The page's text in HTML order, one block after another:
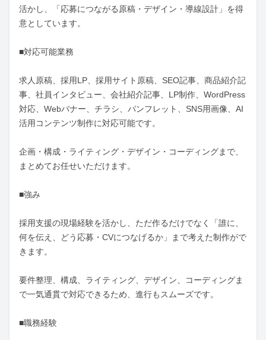
活かし、「応募につながる原稿・デザイン・導線設計」を得
意としています。
■対応可能業務
求人原稿、採用LP、採用サイト原稿、SEO記事、商品紹介記
事、社員インタビュー、会社紹介記事、LP制作、WordPress
対応、Webバナー、チラシ、パンフレット、SNS用画像、AI
活用コンテンツ制作に対応可能です。
企画・構成・ライティング・デザイン・コーディングまで、
まとめてお任せいただけます。
■強み
採用支援の現場経験を活かし、ただ作るだけでなく「誰に、
何を伝え、どう応募・CVにつなげるか」まで考えた制作がで
きます。
要件整理、構成、ライティング、デザイン、コーディングま
で一気通貫で対応できるため、進行もスムーズです。
■職務経験